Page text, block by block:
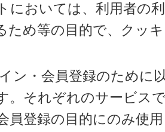
においては、利用者の
ため等の目的で、クッ
ン・会員登録のために
。それぞれのサービス
員登録の目的にのみ使